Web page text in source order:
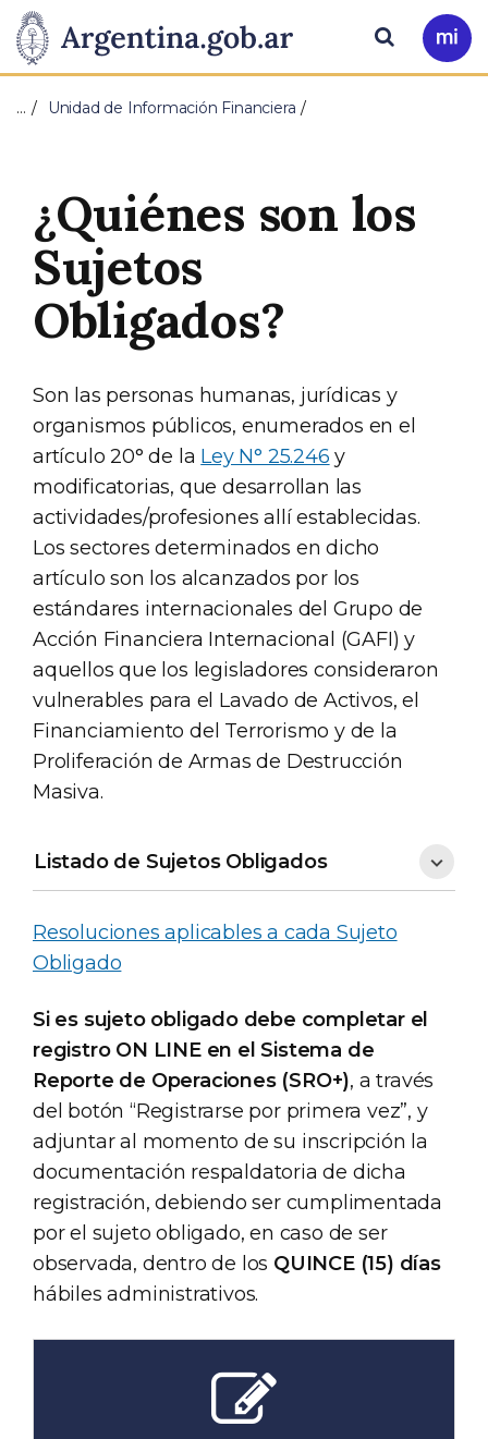
Presidencia
de
Nación
Pasar al contenido principal
Ir
a
Buscar
… Unidad de Información Financiera
¿Quiénes son los
Sujetos
Obligados?
Son las personas humanas, jurídicas y
organismos públicos, enumerados en el
artículo 20° de la Ley N° 25.246 y
modificatorias, que desarrollan las
actividades/profesiones allí establecidas.
Los sectores determinados en dicho
artículo son los alcanzados por los
estándares internacionales del Grupo de
Acción Financiera Internacional (GAFI) y
aquellos que los legisladores consideraron
vulnerables para el Lavado de Activos, el
Financiamiento del Terrorismo y de la
Proliferación de Armas de Destrucción
Masiva.
Listado de Sujetos Obligados
Resoluciones aplicables a cada Sujeto
Obligado
Si es sujeto obligado debe completar el
registro ON LINE en el Sistema de
Reporte de Operaciones (SRO+), a través
del botón “Registrarse por primera vez”, y
adjuntar al momento de su inscripción la
documentación respaldatoria de dicha
registración, debiendo ser cumplimentada
por el sujeto obligado, en caso de ser
observada, dentro de los QUINCE (15) días
hábiles administrativos.